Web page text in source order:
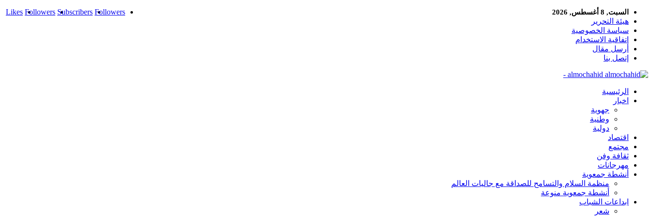
Likes Followers Subscribers Followers السبت, 8 أغسطس, 2026
هيئة التحرير
سياسة الخصوصية
اتفاقية الاستخدام
أرسل مقال
إتصل بنا
almochahid -
الرئيسية
اخبار
جهوية
وطنية
دولية
اقتصاد
مجتمع
ثقافة وفن
مهرجانات
أنشطة جمعوية
منظمة السلام والتسامح للصداقة مع جاليات العالم
أنشطة جمعوية منوعة
ابداعات الشباب
شعر